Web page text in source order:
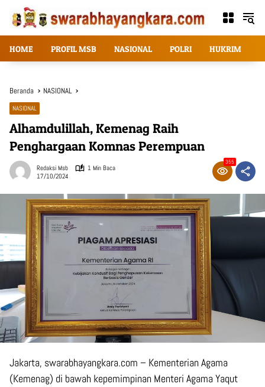
Langsung
konten
HOME PROFIL MSB NASIONAL POLRI HUKRIM
Beranda NASIONAL
NASIONAL
Alhamdulillah, Kemenag Raih
Penghargaan Komnas Perempuan
Redaksi Msb
1 Min Baca
17/10/2024
355
Jakarta, swarabhayangkara.com – Kementerian Agama
(Kemenag) di bawah kepemimpinan Menteri Agama Yaqut